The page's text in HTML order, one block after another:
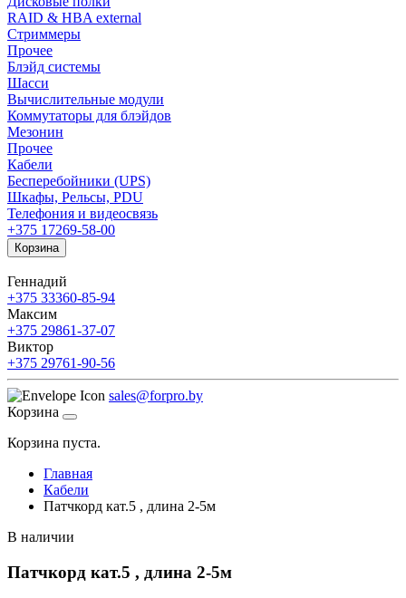
RAID & HBA external
Стриммеры
Прочее
Блэйд системы
Шасси
Вычислительные модули
Коммутаторы для блэйдов
Мезонин
Прочее
Кабели
Бесперебойники (UPS)
Шкафы, Рельсы, PDU
Телефония и видеосвязь
+375 17269-58-00
Корзина
Геннадий
+375 33360-85-94
Максим
+375 29861-37-07
Виктор
+375 29761-90-56
sales@forpro.by
Корзина
Корзина пуста.
Главная
Кабели
Патчкорд кат.5 , длина 2-5м
В наличии
Патчкорд кат.5 , длина 2-5м